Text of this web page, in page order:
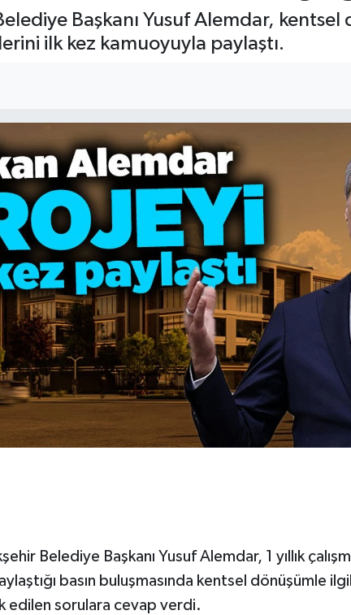
Başkanı Yusuf Alemdar,
ilk kez kamuoyuyla paylaştı.
Belediye Başkanı Yusuf Alemdar, 1 yıllık
basın buluşmasında kentsel dönüşümle
edilen sorulara cevap verdi.